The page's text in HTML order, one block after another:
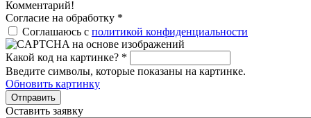
Комментарий!
Согласие на обработку *
Соглашаюсь с политикой конфиденциальности
Какой код на картинке? *
Введите символы, которые показаны на картинке.
Обновить картинку
Отправить
Оставить заявку